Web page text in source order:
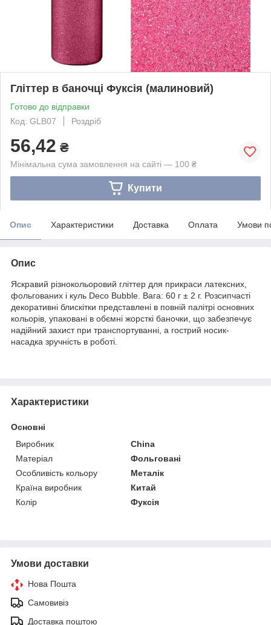
Гліттер в баночці Фуксія (малиновий)
Готово до відправки
Код: GLB07
Роздріб
56,42 ₴
Мінімальна сума замовлення на сайті — 100 ₴
Купити
Опис Характеристики Доставка Оплата Умови
Опис
Яскравий різнокольоровий гліттер для прикраси латексних,
фольгованих і куль Deco Bubble. Вага: 60 г ± 2 г. Розсипчасті
декоративні блискітки представлені в повній палітрі основних
кольорів, упаковані в обємні жорсткі баночки, що забезпечує
надійний захист при транспортуванні, а гострий носик-
насадка зручність в роботі.
Характеристики
Основні
Виробник
China
Матеріал
Фольговані
Особливість кольору
Металік
Країна виробник
Китай
Колір
Фуксія
Умови доставки
Нова Пошта
Самовивіз
Доставка поштою